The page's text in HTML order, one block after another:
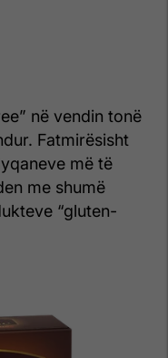
në vendin tonë
Fatmirësisht
më të
me shumë
“gluten-